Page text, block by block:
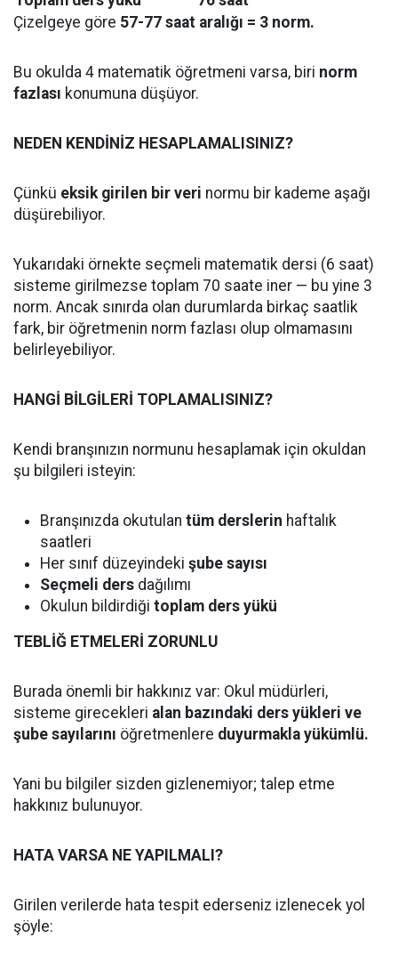
Çizelgeye göre 57-77 saat aralığı = 3 norm.
Bu okulda 4 matematik öğretmeni varsa, biri norm
fazlası konumuna düşüyor.
NEDEN KENDİNİZ HESAPLAMALISINIZ?
Çünkü eksik girilen bir veri normu bir kademe aşağı
düşürebiliyor.
Yukarıdaki örnekte seçmeli matematik dersi (6 saat)
sisteme girilmezse toplam 70 saate iner — bu yine 3
norm. Ancak sınırda olan durumlarda birkaç saatlik
fark, bir öğretmenin norm fazlası olup olmamasını
belirleyebiliyor.
HANGİ BİLGİLERİ TOPLAMALISINIZ?
Kendi branşınızın normunu hesaplamak için okuldan
şu bilgileri isteyin:
Branşınızda okutulan tüm derslerin haftalık
saatleri
Her sınıf düzeyindeki şube sayısı
Seçmeli ders dağılımı
Okulun bildirdiği toplam ders yükü
TEBLİĞ ETMELERİ ZORUNLU
Burada önemli bir hakkınız var: Okul müdürleri,
sisteme girecekleri alan bazındaki ders yükleri ve
şube sayılarını öğretmenlere duyurmakla yükümlü.
Yani bu bilgiler sizden gizlenemiyor; talep etme
hakkınız bulunuyor.
HATA VARSA NE YAPILMALI?
Girilen verilerde hata tespit ederseniz izlenecek yol
şöyle: